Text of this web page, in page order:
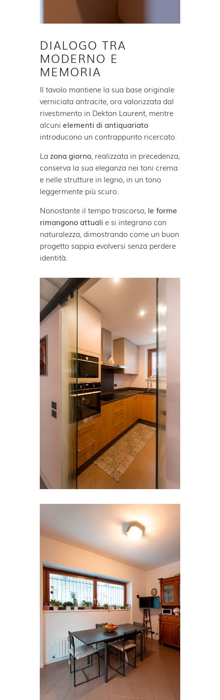
DIALOGO TRA
MODERNO E
MEMORIA
Il tavolo mantiene la sua base originale
verniciata antracite, ora valorizzata dal
rivestimento in Dekton Laurent, mentre
alcuni elementi di antiquariato
introducono un contrappunto ricercato.
La zona giorno, realizzata in precedenza,
conserva la sua eleganza nei toni crema
e nelle strutture in legno, in un tono
leggermente più scuro.
Nonostante il tempo trascorso, le forme
rimangono attuali e si integrano con
naturalezza, dimostrando come un buon
progetto sappia evolversi senza perdere
identità.